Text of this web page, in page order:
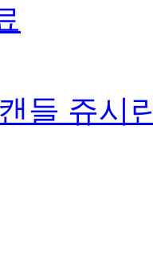
들 쥬시